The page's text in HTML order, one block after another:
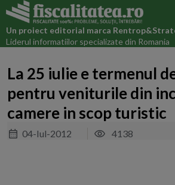
Un proiect editorial marca
Liderul informatiilor specializate din Romania
La 25 iulie e termenul
pentru veniturile din
camere in scop turistic
04-Iul-2012 4138